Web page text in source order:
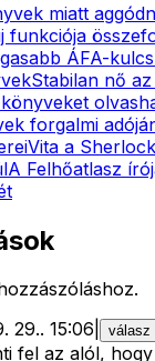
miatt
funkciója
ÁFA-
Stabilan nő
forgalmi
Vita a
A Felhőatlasz
29.. 15:06 válasz
fel az alól,